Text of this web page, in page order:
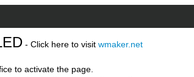
- Click here to visit wmaker.net
to activate the page.